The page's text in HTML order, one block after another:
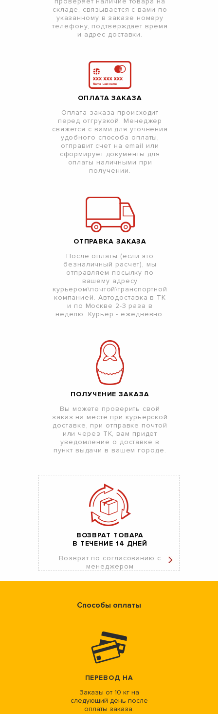
складе, связывается с вами по
указанному в заказе номеру
телефону, подтверждает время
и адрес доставки.
ОПЛАТА ЗАКАЗА
Оплата заказа происходит
перед отгрузкой. Менеджер
свяжется с вами для уточнения
удобного способа оплаты,
отправит счет на email или
сформирует документы для
оплаты наличными при
получении.
ОТПРАВКА ЗАКАЗА
После оплаты (если это
безналичный расчет), мы
отправляем посылку по
вашему адресу
курьером\почтой\транспортной
компанией. Автодоставка в ТК
и по Москве 2-3 раза в
неделю. Курьер - ежедневно.
ПОЛУЧЕНИЕ ЗАКАЗА
Вы можете проверить свой
заказ на месте при курьерской
доставке, при отправке почтой
или через ТК, вам придет
уведомление о доставке в
пункт выдачи в вашем городе.
ВОЗВРАТ ТОВАРА
В ТЕЧЕНИЕ 14 ДНЕЙ
Возврат по согласованию с
менеджером
Способы оплаты
ПЕРЕВОД НА
Заказы от 10 кг на
следующий день после
оплаты заказа.